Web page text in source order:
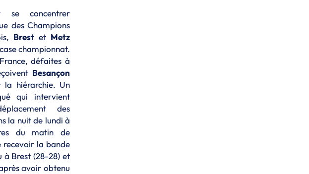
se concentrer
des Champions
Brestet Metz
championnat.
défaites à
Besançon
la hiérarchie. Un
qui intervient
des
la nuit de lundi à
du matin de
la bande
à Brest (28-28) et
avoir obtenu